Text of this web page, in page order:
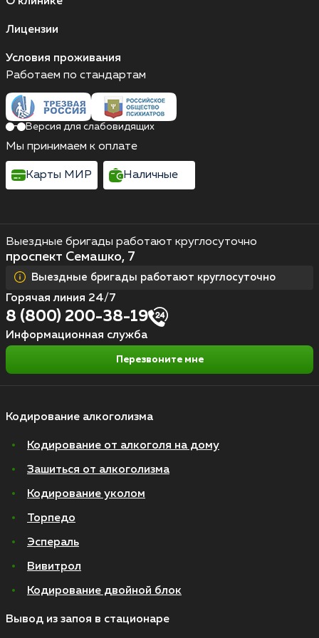
Лицензии
Условия проживания
Кодирование алкоголизма
Кодирование от алкоголя на дому
Зашиться от алкоголизма
Кодирование уколом
Торпедо
Эспераль
Вивитрол
Кодирование двойной блок
Вывод из запоя в стационаре
Выездные бригады работают круглосуточно
проспект Семашко, 7
Выездные бригады работают круглосуточно
Горячая линия 24/7
8 (800) 200-38-19
Информационная служба
Перезвоните мне
Работаем по стандартам
Версия для слабовидящих
Мы принимаем к оплате
Карты МИР Наличные